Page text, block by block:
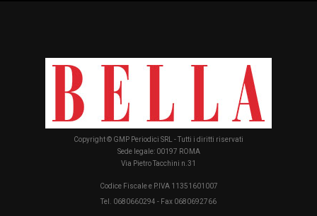
Copyright © GMP Periodici SRL - Tutti i diritti riservati
Sede legale: 00197 ROMA
Via Pietro Tacchini n.31
Codice Fiscale e P.IVA 11351601007
Tel. 0680660294 - Fax 0680692766